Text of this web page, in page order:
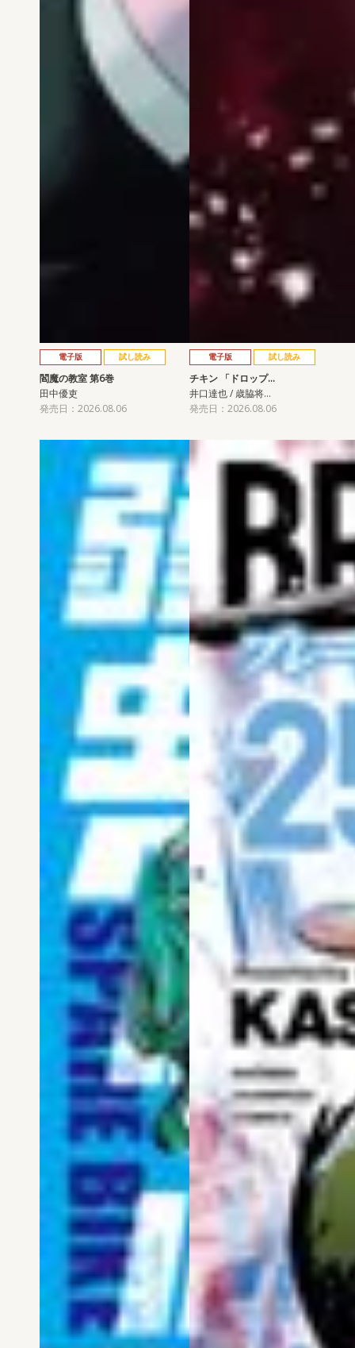
電子版 試し読み
閻魔の教室 第6巻
田中優吏
発売日：2026.08.06
電子版 試し読み
チキン 「ドロップ…
井口達也 / 歳脇将…
発売日：2026.08.06